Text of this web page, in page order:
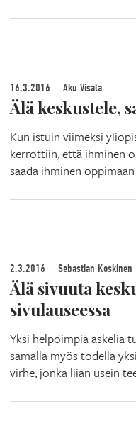
16.3.2016 Aku Visala
Älä keskustele,
Kun istuin viimeksi
kerrottiin, että ihminen
saada ihminen
2.3.2016 Sebastian Koskinen
Älä sivuuta
sivulauseessa
Yksi helpoimpia askelia
samalla myös todella
virhe, jonka liian usein